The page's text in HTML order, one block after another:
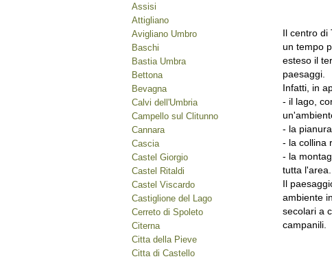
Il centro
un tempo
esteso il
paesaggi.
Infatti, in
- il lago,
- la
- la collina
- la
tutta l'area.
Il
ambiente
secolari a
campanili.
Assisi
Attigliano
Avigliano Umbro
Baschi
Bastia Umbra
Bettona
Bevagna
Calvi dell'Umbria
Campello sul Clitunno
Cannara
Cascia
Castel Giorgio
Castel Ritaldi
Castel Viscardo
Castiglione del Lago
Cerreto di Spoleto
Citerna
Citta della Pieve
Citta di Castello